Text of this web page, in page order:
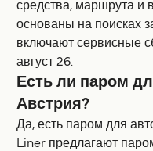
средства, маршрута и
основаны на поисках
включают сервисные
август 26.
Есть ли паром
Австрия?
Да, есть паром для
Liner предлагают